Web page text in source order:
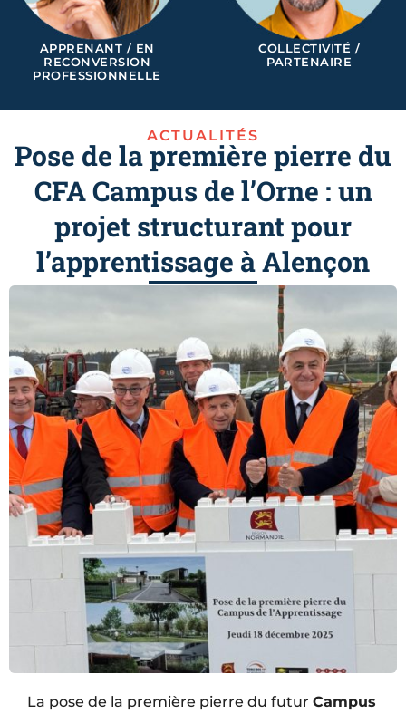
APPRENANT / EN
RECONVERSION
PROFESSIONNELLE
COLLECTIVITÉ /
PARTENAIRE
ACTUALITÉS
Pose de la première pierre du
CFA Campus de l’Orne : un
projet structurant pour
l’apprentissage à Alençon
La pose de la première pierre du futur Campus